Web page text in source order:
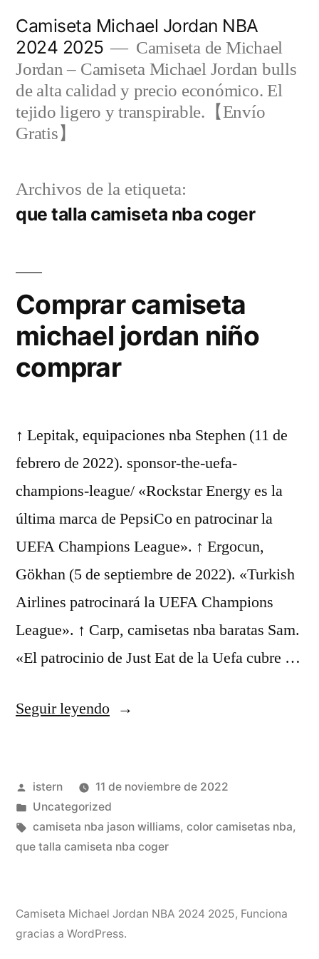
contenido
Camiseta Michael Jordan NBA
2024 2025
Camiseta de Michael
Jordan – Camiseta Michael Jordan bulls
de alta calidad y precio económico. El
tejido ligero y transpirable.【Envío
Gratis】
Archivos de la etiqueta:
que talla camiseta nba coger
Comprar camiseta
michael jordan niño
comprar
↑ Lepitak, equipaciones nba Stephen (11 de
febrero de 2022). sponsor-the-uefa-
champions-league/ «Rockstar Energy es la
última marca de PepsiCo en patrocinar la
UEFA Champions League». ↑ Ergocun,
Gökhan (5 de septiembre de 2022). «Turkish
Airlines patrocinará la UEFA Champions
League». ↑ Carp, camisetas nba baratas Sam.
«El patrocinio de Just Eat de la Uefa cubre …
Seguir leyendo«Comprar
jordan
niño
comprar»
Publicado
por
istern
11 de noviembre de 2022
Publicado
en
Uncategorized
Etiquetas:
camiseta nba jason williams, color camisetas nba,
que talla camiseta nba coger
Camiseta Michael Jordan NBA 2024 2025, Funciona
gracias a WordPress.